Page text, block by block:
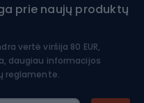
prie naujų produktų
vertė viršija 80 EUR,
daugiau informacijos
reglamente.